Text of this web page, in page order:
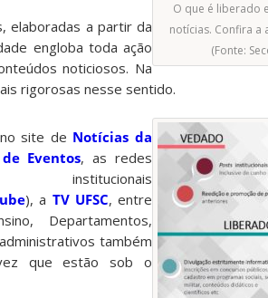
O que é liberado
notícias. Confira a
(Fonte:
elaboradas a partir da
engloba toda ação
noticiosos. Na
rigorosas nesse sentido.
site de Notícias da
Eventos, as redes
), a TV UFSC, entre
Departamentos,
também
que estão sob o